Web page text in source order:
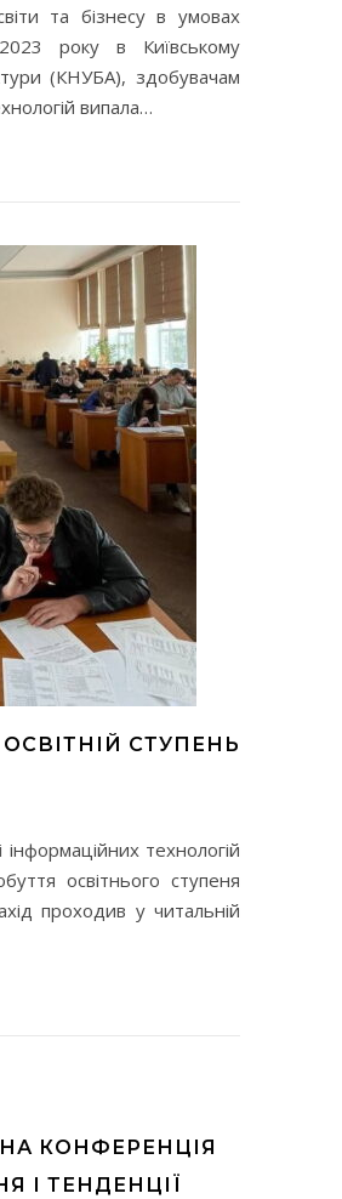
та бізнесу в умовах
року в Київському
(КНУБА), здобувачам
випала…
СТУПЕНЬ
технологій
освітнього ступеня
проходив у читальній
КОНФЕРЕНЦІЯ
І ТЕНДЕНЦІЇ